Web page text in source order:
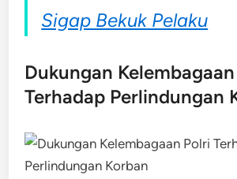
Sigap Bekuk Pelaku
Dukungan
Terhadap Perlindungan